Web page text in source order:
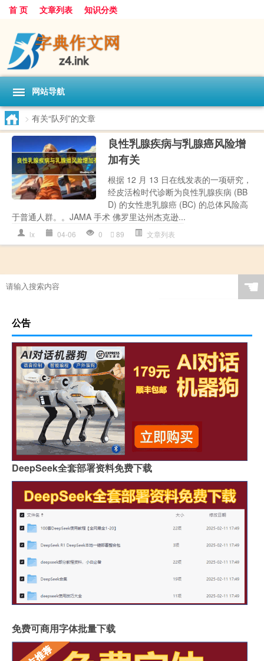
首 页 文章列表 知识分类
网站导航
> 有关“队列”的文章
良性乳腺疾病与乳腺癌风险增
加有关
根据 12 月 13 日在线发表的一项研究，
经皮活检时代诊断为良性乳腺疾病 (BB
D) 的女性患乳腺癌 (BC) 的总体风险高
于普通人群。。JAMA 手术 佛罗里达州杰克逊...
lx 04-06 0 89 文章列表
☚
公告
DeepSeek全套部署资料免费下载
免费可商用字体批量下载